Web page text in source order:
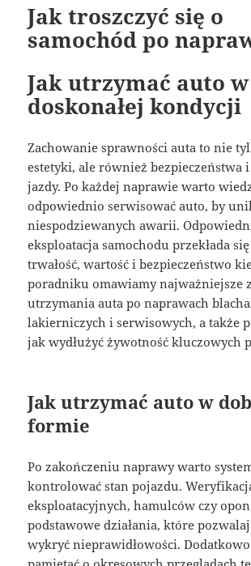
Jak troszczyć się o
samochód po
Jak utrzymać auto w
doskonałej kondycji
Zachowanie sprawności auta to nie
estetyki, ale również bezpieczeństwa
jazdy. Po każdej naprawie warto
odpowiednio serwisować auto, by
niespodziewanych awarii.
eksploatacja samochodu przekłada
trwałość, wartość i bezpieczeństwo
poradniku omawiamy najważniejsze
utrzymania auta po naprawach
lakierniczych i serwisowych, a także
jak wydłużyć żywotność kluczowych
Jak utrzymać auto w
formie
Po zakończeniu naprawy warto
kontrolować stan pojazdu.
eksploatacyjnych, hamulców czy
podstawowe działania, które
wykryć nieprawidłowości.